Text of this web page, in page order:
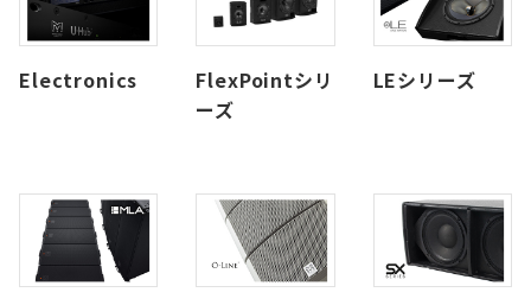
Electronics
FlexPointシリ
ーズ
LEシリーズ